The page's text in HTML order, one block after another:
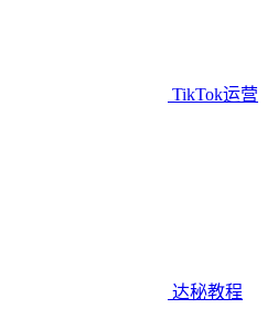
TikTok运营
达秘教程